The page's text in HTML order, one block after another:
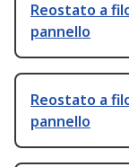
Reostato a
pannello
Reostato a
pannello